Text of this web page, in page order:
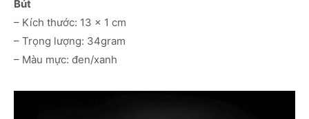
Bút
– Kích thước: 13 x 1 cm
– Trọng lượng: 34gram
– Màu mực: đen/xanh